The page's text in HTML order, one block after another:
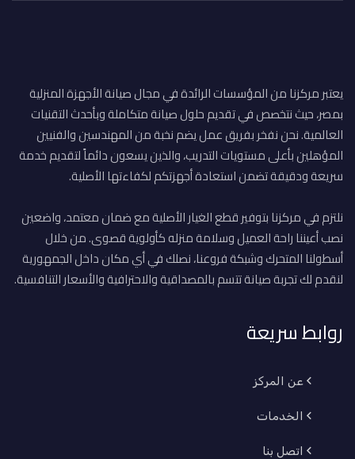
يعتبر مركزنا من المؤسسات الرائدة في مجال صيانة الأجهزة المنزلية
بمصر، حيث نتخصص في تقديم حلول صيانة متكاملة وبأحدث التقنيات
العالمية. نحن نفخر بفريق عمل يضم نخبة من المهندسين والفنيين
المؤهلين بأعلى مستويات التدريب، والذين يسعون دائماً لتقديم خدمة
سريعة ودقيقة تضمن استعادة أجهزتكم لكفاءتها الأصلية.
نلتزم في مركزنا بتوفير قطع الغيار الأصلية مع ضمان معتمد، واضعين
نصب أعيننا راحة العميل وسلامة منزله كأولوية قصوى. من خلال
أسطولنا المتحرك وشبكة فروعنا، نصلك في أي مكان داخل الجمهورية
لنقدم لك تجربة صيانة تتسم بالمصداقية والاحترافية والأسعار التنافسية.
روابط سريعة
عن المركز
الخدمات
اتصل بنا